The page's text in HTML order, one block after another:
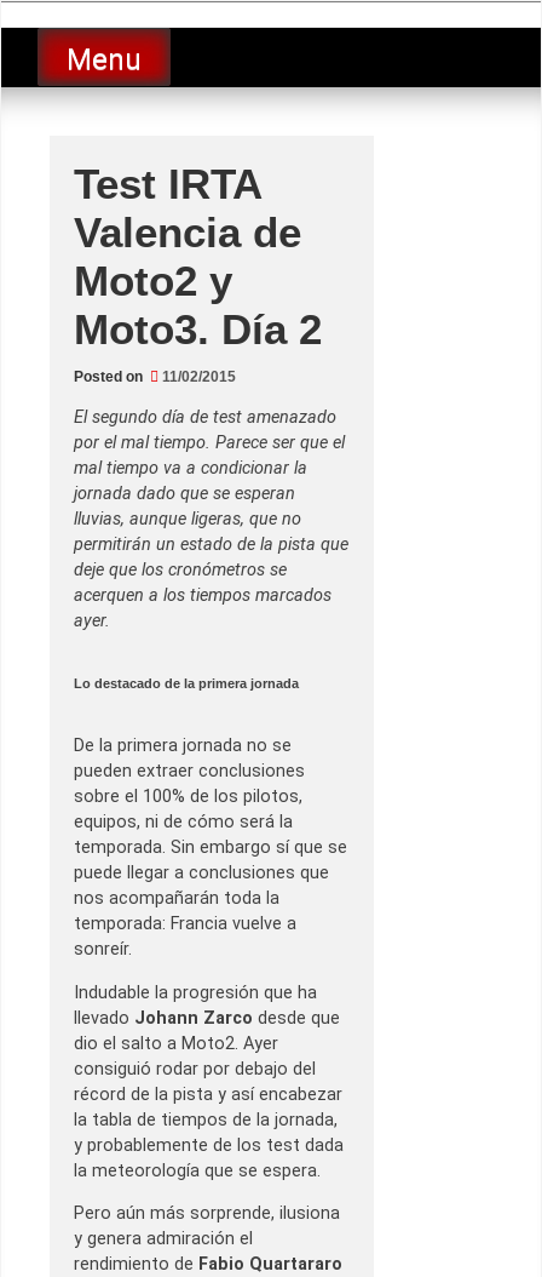
to
contentLucio Lopez GP
luciolopezgp
Menu
Test IRTA
Valencia de
Moto2 y
Moto3. Día 2
Posted on 11/02/2015
El segundo día de test amenazado
por el mal tiempo. Parece ser que el
mal tiempo va a condicionar la
jornada dado que se esperan
lluvias, aunque ligeras, que no
permitirán un estado de la pista que
deje que los cronómetros se
acerquen a los tiempos marcados
ayer.
Lo destacado de la primera jornada
De la primera jornada no se
pueden extraer conclusiones
sobre el 100% de los pilotos,
equipos, ni de cómo será la
temporada. Sin embargo sí que se
puede llegar a conclusiones que
nos acompañarán toda la
temporada: Francia vuelve a
sonreír.
Indudable la progresión que ha
llevado Johann Zarco desde que
dio el salto a Moto2. Ayer
consiguió rodar por debajo del
récord de la pista y así encabezar
la tabla de tiempos de la jornada,
y probablemente de los test dada
la meteorología que se espera.
Pero aún más sorprende, ilusiona
y genera admiración el
rendimiento de Fabio Quartararo